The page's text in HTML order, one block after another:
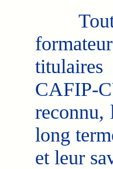
Tout
CAFIP-
reconnu,
long
et leur